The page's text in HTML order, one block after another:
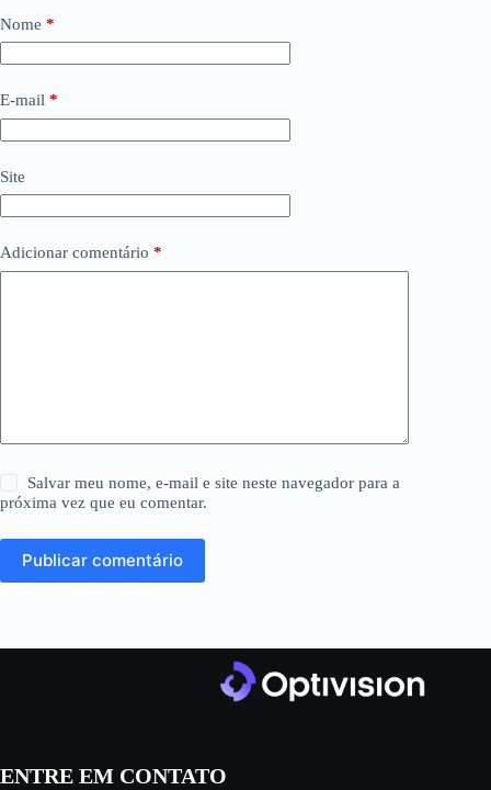
Nome *
E-mail *
Site
Adicionar comentário *
Salvar meu nome, e-mail e site neste navegador para a
próxima vez que eu comentar.
Publicar comentário
ENTRE EM CONTATO